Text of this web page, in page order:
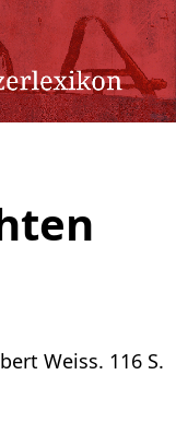
Weiss. 116 S.